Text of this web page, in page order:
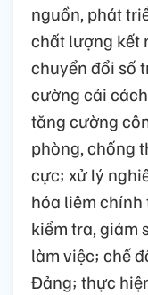
nguồn, phát
chất lượng kết
chuyển đổi số
cường cải
tăng cường
phòng, chống
cực; xử lý
hóa liêm
kiểm tra, giám
làm việc; chế
Đảng; thực